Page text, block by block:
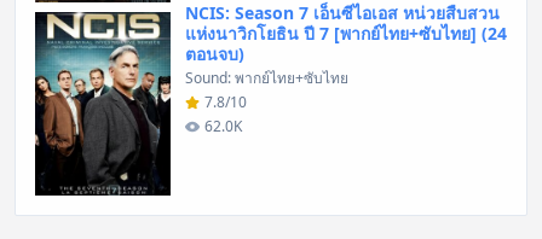
NCIS: Season 7 เอ็นซีไอเอส หน่วยสืบสวน
แห่งนาวิกโยธิน ปี 7 [พากย์ไทย+ซับไทย] (24
ตอนจบ)
Sound: พากย์ไทย+ซับไทย
7.8/10
62.0K